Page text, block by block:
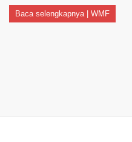
Baca selengkapnya | WMF